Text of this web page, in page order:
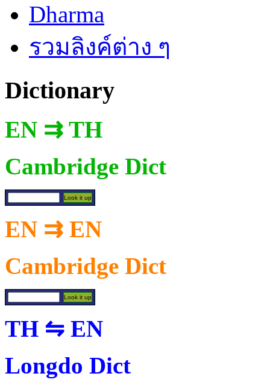
Dharma
รวมลิงค์ต่าง ๆ
Dictionary
EN ⇉ TH
Cambridge Dict
EN ⇉ EN
Cambridge Dict
TH ⇋ EN
Longdo Dict